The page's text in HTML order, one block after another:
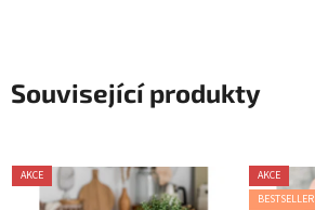
Související produkty
AKCE
AKCE
BESTSELLER